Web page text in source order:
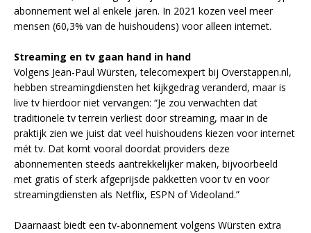
abonnement wel al enkele jaren. In 2021 kozen veel meer
mensen (60,3% van de huishoudens) voor alleen internet.
Streaming en tv gaan hand in hand
Volgens Jean-Paul Würsten, telecomexpert bij Overstappen.nl,
hebben streamingdiensten het kijkgedrag veranderd, maar is
live tv hierdoor niet vervangen: “Je zou verwachten dat
traditionele tv terrein verliest door streaming, maar in de
praktijk zien we juist dat veel huishoudens kiezen voor internet
mét tv. Dat komt vooral doordat providers deze
abonnementen steeds aantrekkelijker maken, bijvoorbeeld
met gratis of sterk afgeprijsde pakketten voor tv en voor
streamingdiensten als Netflix, ESPN of Videoland.”
Daarnaast biedt een tv-abonnement volgens Würsten extra